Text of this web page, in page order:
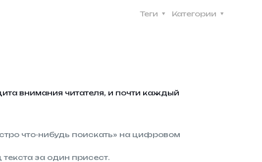
Категории
Теги
внимания читателя, и почти каждый
что-нибудь поискать» на цифровом
за один присест.